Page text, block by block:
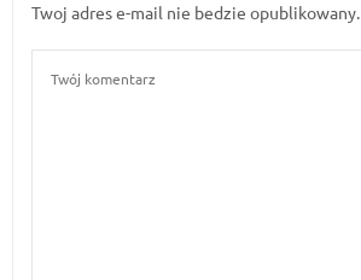
Twoj adres e-mail nie bedzie opublikowany.